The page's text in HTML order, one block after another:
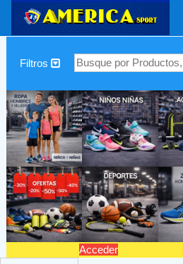
Filtros
Acceder